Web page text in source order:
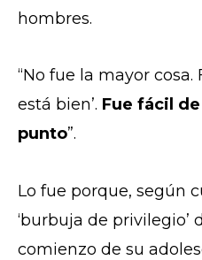
hombres.
“No fue la mayor cosa.
está bien’. Fue fácil
punto”.
Lo fue porque, según
‘burbuja de privilegio’
comienzo de su